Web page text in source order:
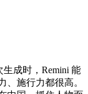
成时，Remini 能
施行力都很高。